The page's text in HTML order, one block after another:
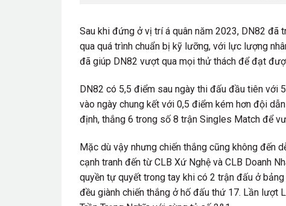
Sau khi đứng ở vị trí á quân năm 2023, DN82
qua quá trình chuẩn bị kỹ lưỡng, với lực lượng
đã giúp DN82 vượt qua mọi thử thách để đạt
DN82 có 5,5 điểm sau ngày thi đấu đầu tiên với
vào ngày chung kết với 0,5 điểm kém hơn đội
định, thắng 6 trong số 8 trận Singles Match để
Mặc dù vậy nhưng chiến thắng cũng không đến
cạnh tranh đến từ CLB Xứ Nghệ và CLB Doanh
quyền tự quyết trong tay khi có 2 trận đấu ở
đều giành chiến thắng ở hố đấu thứ 17. Lần lượt